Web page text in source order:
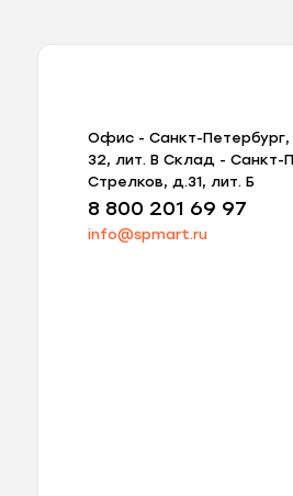
Офис - Санкт-Петербург,
32, лит. В Склад - Санкт-
Стрелков, д.31, лит. Б
8 800 201 69 97
info@spmart.ru